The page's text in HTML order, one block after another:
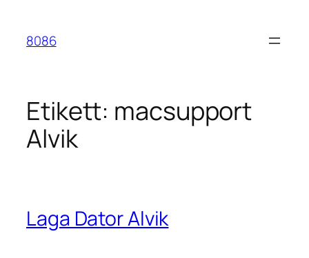
innehåll
8086
Etikett: macsupport
Alvik
Laga Dator Alvik